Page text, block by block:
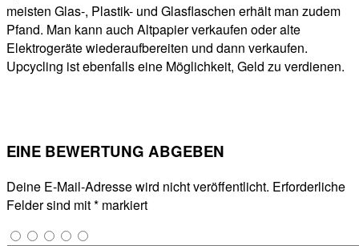
meisten Glas-, Plastik- und Glasflaschen erhält man zudem
Pfand. Man kann auch Altpapier verkaufen oder alte
Elektrogeräte wiederaufbereiten und dann verkaufen.
Upcycling ist ebenfalls eine Möglichkeit, Geld zu verdienen.
EINE BEWERTUNG ABGEBEN
Deine E-Mail-Adresse wird nicht veröffentlicht. Erforderliche
Felder sind mit* markiert